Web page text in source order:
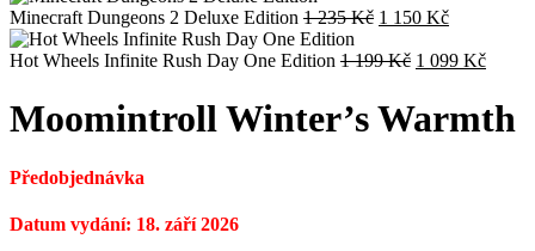
Minecraft Dungeons 2 Deluxe Edition 1 235Kč Původní
byla:
235 Kč.
1 150 KčAktuální
je:
150 Kč.
Hot Wheels Infinite Rush Day One Edition 1 199Kč Původní
byla:
1
1 099 Kč
je:
1
Moomintroll Winter’s Warmth
Předobjednávka
Datum vydání: 18. září 2026